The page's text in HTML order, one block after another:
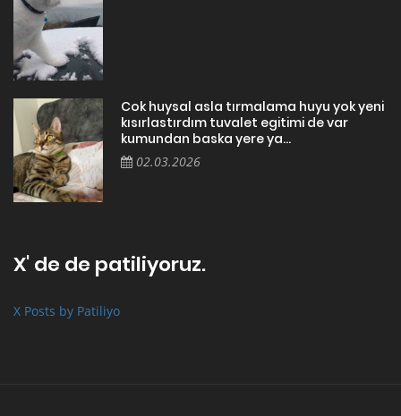
Cok huysal asla tırmalama huyu yok yeni
kısırlastırdım tuvalet egitimi de var
kumundan baska yere ya...
02.03.2026
X' de de patiliyoruz.
X Posts by Patiliyo